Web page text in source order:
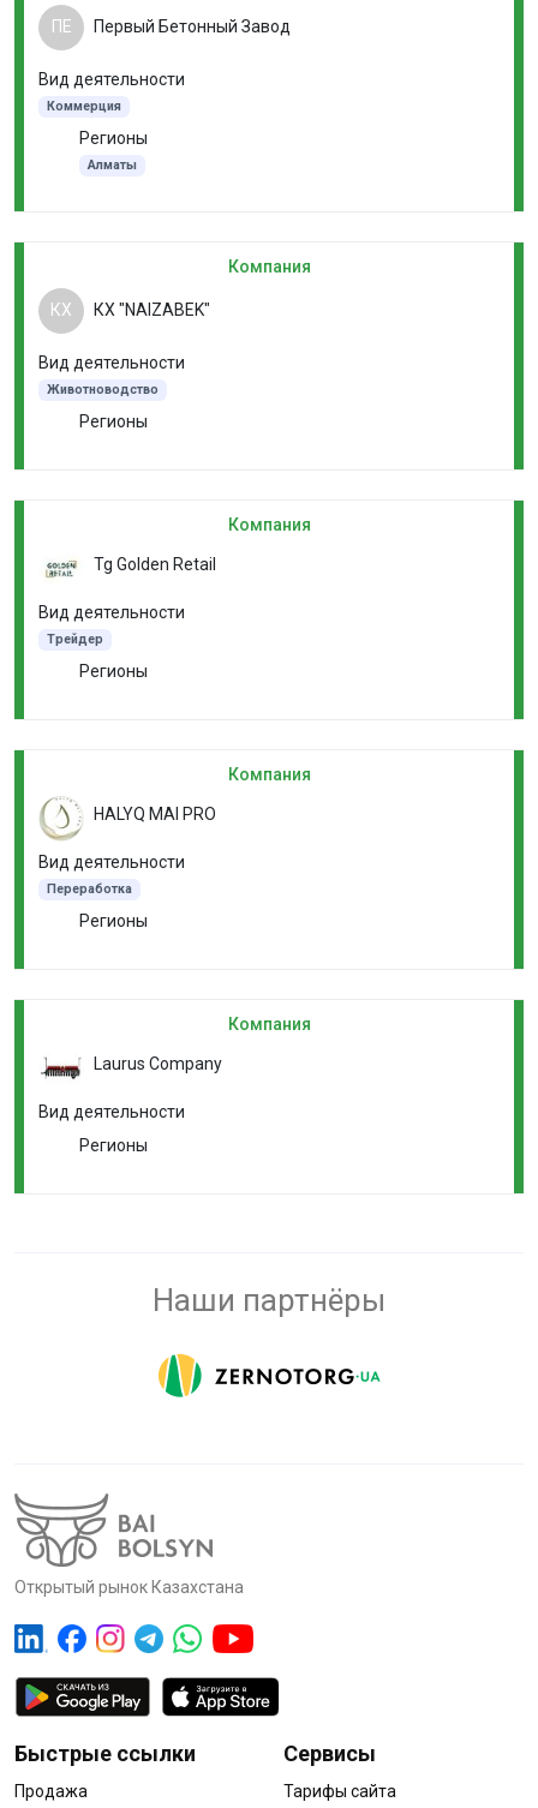
ПЕ Первый Бетонный Завод
Вид деятельности
Коммерция
Регионы
Алматы
Компания
КХ КХ "NAIZABEK"
Вид деятельности
Животноводство
Регионы
Компания
Tg Golden Retail
Вид деятельности
Трейдер
Регионы
Компания
HALYQ MAI PRO
Вид деятельности
Переработка
Регионы
Компания
Laurus Company
Вид деятельности
Регионы
Наши партнёры
Открытый рынок Казахстана
Быстрые ссылки
Продажа
Сервисы
Тарифы сайта